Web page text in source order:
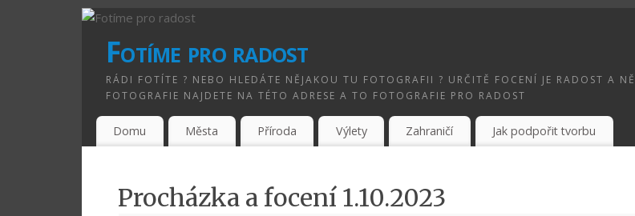
Fotíme pro radost
RÁDI FOTÍTE ? NEBO HLEDÁTE NĚJAKOU TU FOTOGRAFII ? URČITĚ FOCENÍ JE RADOST A
FOTOGRAFIE NAJDETE NA TÉTO ADRESE A TO FOTOGRAFIE PRO RADOST
Domu Města Příroda Výlety Zahraničí Jak podpořit tvorbu
Procházka a focení 1.10.2023